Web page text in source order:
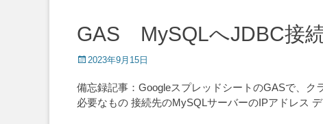
GAS MySQLへJDBC接
Posted
2023年9月15日
備忘録記事：GoogleスプレッドシートのGASで、
必要なもの 接続先のMySQLサーバーのIPアドレス